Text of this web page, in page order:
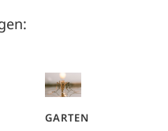
GARTEN